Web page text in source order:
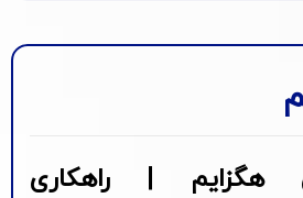
هگزایم | راهکاری